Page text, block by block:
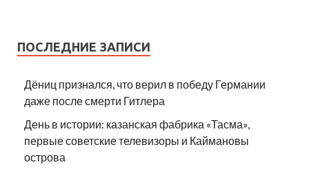
ПОСЛЕДНИЕ ЗАПИСИ
Дёниц признался, что верил в победу Германии
даже после смерти Гитлера
День в истории: казанская фабрика «Тасма»,
первые советские телевизоры и Каймановы
острова